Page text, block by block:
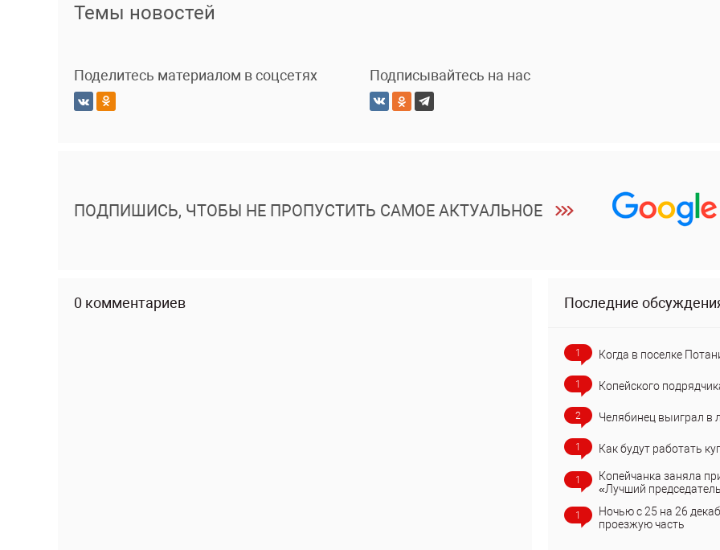
Темы новостей
Поделитесь материалом в соцсетях Подписывайтесь на нас
ПОДПИШИСЬ, ЧТОБЫ НЕ ПРОПУСТИТЬ САМОЕ АКТУАЛЬНОЕ
0 комментариев Последние
1 Когда в поселке
1 Копейского
2 Челябинец выиграл в
1 Как будут работать
1
Копейчанка заняла
«Лучший
1
Ночью с 25 на 26
проезжую часть